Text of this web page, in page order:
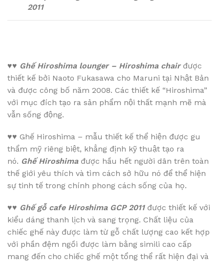
2011
♥♥ Ghế Hiroshima lounger – Hiroshima chairđược
thiết kế bởi Naoto Fukasawa cho Maruni tại Nhật Bản
và được công bố năm 2008. Các thiết kế “Hiroshima”
với mục đích tạo ra sản phẩm nội thất mạnh mẽ mà
vẫn sống động.
♥♥ Ghế Hiroshima – mẫu thiết kế thể hiện được gu
thẩm mỹ riêng biệt, khẳng định kỹ thuật tạo ra
nó. Ghế Hiroshimađược hầu hết người dân trên toàn
thế giới yêu thích và tìm cách sở hữu nó để thể hiện
sự tinh tế trong chính phong cách sống của họ.
♥♥ Ghế gỗ cafe Hiroshima GCP 2011được thiết kế với
kiểu dáng thanh lịch và sang trọng. Chất liệu của
chiếc ghế này được làm từ gỗ chất lượng cao kết hợp
với phần đệm ngồi được làm bằng simili cao cấp
mang đến cho chiếc ghế một tổng thể rất hiện đại và